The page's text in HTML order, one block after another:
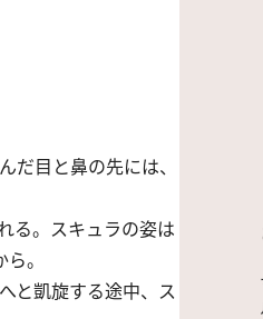
目と鼻の先には、
る。スキュラの姿は
。
と凱旋する途中、ス